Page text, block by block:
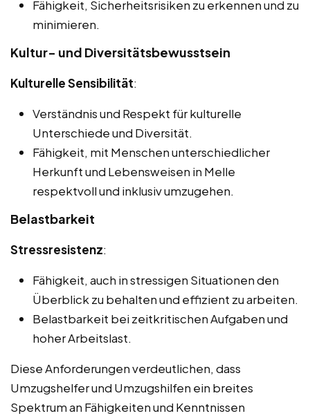
Fähigkeit, Sicherheitsrisiken zu erkennen und zu
minimieren.
Kultur- und Diversitätsbewusstsein
Kulturelle Sensibilität:
Verständnis und Respekt für kulturelle
Unterschiede und Diversität.
Fähigkeit, mit Menschen unterschiedlicher
Herkunft und Lebensweisen in Melle
respektvoll und inklusiv umzugehen.
Belastbarkeit
Stressresistenz:
Fähigkeit, auch in stressigen Situationen den
Überblick zu behalten und effizient zu arbeiten.
Belastbarkeit bei zeitkritischen Aufgaben und
hoher Arbeitslast.
Diese Anforderungen verdeutlichen, dass
Umzugshelfer und Umzugshilfen ein breites
Spektrum an Fähigkeiten und Kenntnissen